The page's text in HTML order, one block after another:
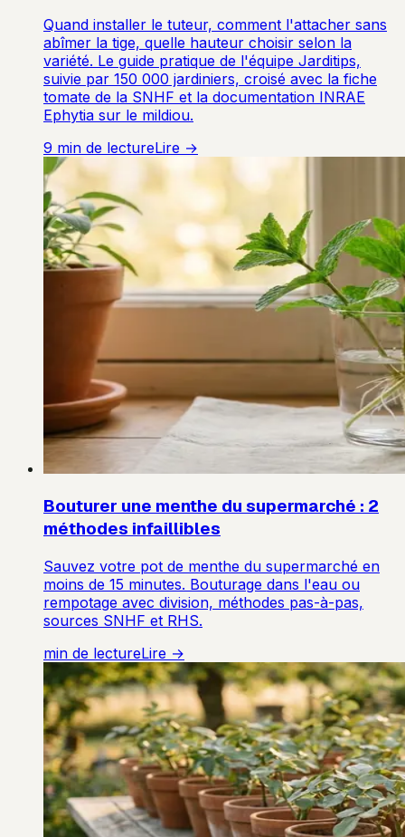
Quand installer le tuteur, comment l'attacher sans
abîmer la tige, quelle hauteur choisir selon la
variété. Le guide pratique de l'équipe Jarditips,
suivie par 150 000 jardiniers, croisé avec la fiche
tomate de la SNHF et la documentation INRAE
Ephytia sur le mildiou.
9 min de lectureLire →
Bouturer une menthe du supermarché : 2
méthodes infaillibles
Sauvez votre pot de menthe du supermarché en
moins de 15 minutes. Bouturage dans l'eau ou
rempotage avec division, méthodes pas-à-pas,
sources SNHF et RHS.
min de lectureLire →